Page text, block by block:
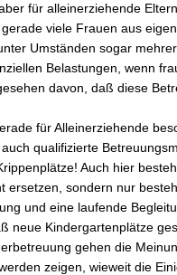
für alleinerziehende
viele Frauen aus
Umständen sogar
Belastungen, wenn
davon, daß diese
für Alleinerziehende
qualifizierte
Auch hier
ersetzen, sondern nur
und eine laufende
neue Kindergartenplätze
gehen die
zeigen, wieweit die